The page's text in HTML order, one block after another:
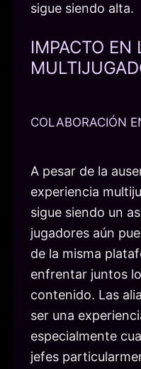
sigue siendo alta.
IMPACTO EN
COLABORACIÓN
A pesar de la
experiencia
sigue siendo un
jugadores aún
de la misma
enfrentar juntos
contenido. Las
ser una
especialmente
jefes